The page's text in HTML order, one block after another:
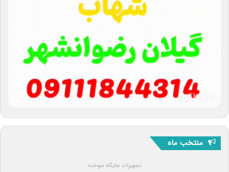
منتخب ماه
تجهیزات جایگاه سوخت